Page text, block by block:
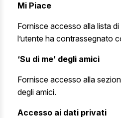
Mi Piace
Fornisce accesso alla lista
l’utente ha contrassegnato
‘Su di me’ degli amici
Fornisce accesso alla
degli amici.
Accesso ai dati privati